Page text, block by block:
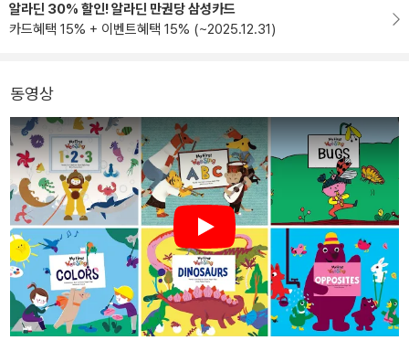
알라딘 30% 할인! 알라딘 만권당 삼성카드
카드혜택 15% + 이벤트혜택 15% (~2025.12.31)
동영상
Play